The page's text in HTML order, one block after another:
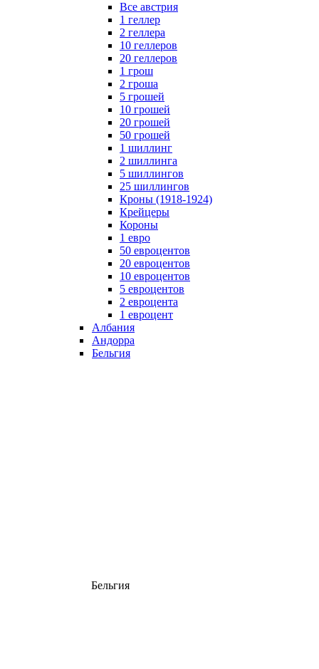
Все австрия
1 геллер
2 геллера
10 геллеров
20 геллеров
1 грош
2 гроша
5 грошей
10 грошей
20 грошей
50 грошей
1 шиллинг
2 шиллинга
5 шиллингов
25 шиллингов
Кроны (1918-1924)
Крейцеры
Короны
1 евро
50 евроцентов
20 евроцентов
10 евроцентов
5 евроцентов
2 евроцента
1 евроцент
Албания
Андорра
Бельгия
Бельгия